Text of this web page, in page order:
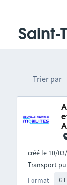
Saint-
Trier par
créé le 10/
Format
Transport